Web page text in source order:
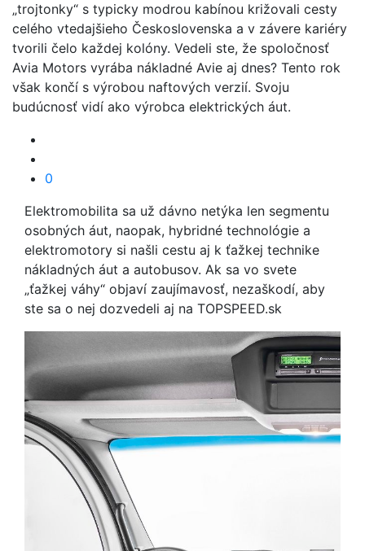
„trojtonky“ s typicky modrou kabínou križovali cesty
celého vtedajšieho Československa a v závere kariéry
tvorili čelo každej kolóny. Vedeli ste, že spoločnosť
Avia Motors vyrába nákladné Avie aj dnes? Tento rok
však končí s výrobou naftových verzií. Svoju
budúcnosť vidí ako výrobca elektrických áut.
0
Elektromobilita sa už dávno netýka len segmentu
osobných áut, naopak, hybridné technológie a
elektromotory si našli cestu aj k ťažkej technike
nákladných áut a autobusov. Ak sa vo svete
„ťažkej váhy“ objaví zaujímavosť, nezaškodí, aby
ste sa o nej dozvedeli aj na TOPSPEED.sk